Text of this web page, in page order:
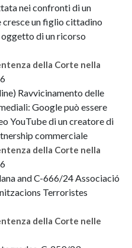
nei confronti di un
cresce un figlio cittadino
oggetto di un ricorso
della Corte nella
Ravvicinamento delle
Google può essere
YouTube di un creatore di
commerciale
della Corte nella
and C-666/24 Associació
Terroristes
della Corte nelle